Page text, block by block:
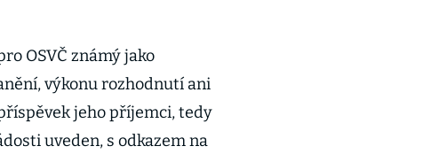
OSVČ známý jako
výkonu rozhodnutí ani
jeho příjemci, tedy
uveden, s odkazem na